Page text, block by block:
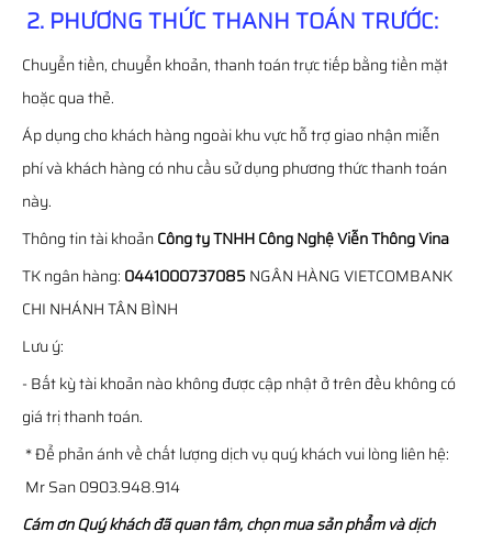
2. PHƯƠNG THỨC THANH TOÁN TRƯỚC:
Chuyển tiền, chuyển khoản, thanh toán trực tiếp bằng tiền mặt
hoặc qua thẻ.
Áp dụng cho khách hàng ngoài khu vực hỗ trợ giao nhận miễn
phí và khách hàng có nhu cầu sử dụng phương thức thanh toán
này.
Thông tin tài khoảnCông ty TNHH Công Nghệ Viễn Thông Vina
TK ngân hàng: 0441000737085NGÂN HÀNG VIETCOMBANK
CHI NHÁNH TÂN BÌNH
Lưu ý:
- Bất kỳ tài khoản nào không được cập nhật ở trên đều không có
giá trị thanh toán.
* Để phản ánh về chất lượng dịch vụ quý khách vui lòng liên hệ:
Mr San 0903.948.914
Cám ơn Quý khách đã quan tâm, chọn mua sản phẩm và dịch